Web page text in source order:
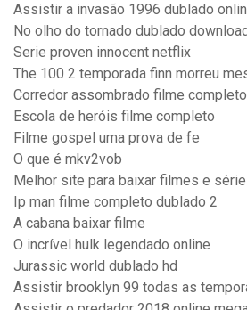
Assistir a invasão 1996 dublado
No olho do tornado dublado download
Serie proven innocent netflix
The 100 2 temporada finn morreu
Corredor assombrado filme completo
Escola de heróis filme completo
Filme gospel uma prova de fe
O que é mkv2vob
Melhor site para baixar filmes e
Ip man filme completo dublado 2
A cabana baixar filme
O incrível hulk legendado online
Jurassic world dublado hd
Assistir brooklyn 99 todas as